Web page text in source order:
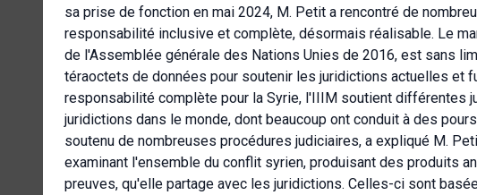
sa prise de fonction en mai 2024, M. Petit a rencontré de
responsabilité inclusive et complète, désormais réalisable. Le
de l'Assemblée générale des Nations Unies de 2016, est sans
téraoctets de données pour soutenir les juridictions actuelles et
responsabilité complète pour la Syrie, l'IIIM soutient différentes
juridictions dans le monde, dont beaucoup ont conduit à des
soutenu de nombreuses procédures judiciaires, a expliqué M.
examinant l'ensemble du conflit syrien, produisant des produits
preuves, qu'elle partage avec les juridictions. Celles-ci sont